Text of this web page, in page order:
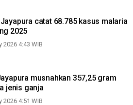
catat 68.785 kasus malaria
2025
2026 4:43 WIB
musnahkan 357,25 gram
jenis ganja
2026 4:51 WIB